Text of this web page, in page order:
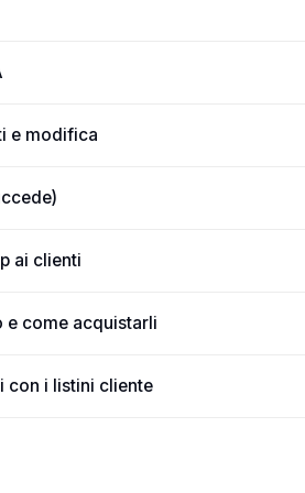
e modifica
ai clienti
e come acquistarli
con i listini cliente